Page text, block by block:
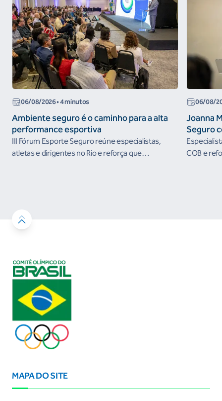
06/08/2026• 4 minutos
Ambiente seguro é o caminho para a alta
performance esportiva
III Fórum Esporte Seguro reúne especialistas,
atletas e dirigentes no Rio e reforça que
06/08/
Joanna
Seguro
COB e
MAPA DO SITE